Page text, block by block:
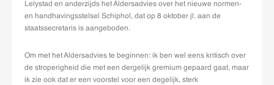
Lelystad en anderzijds het Aldersadvies over het nieuwe normen-
en handhavingsstelsel Schiphol, dat op 8 oktober jl. aan de
staatssecretaris is aangeboden.
Om met het Aldersadvies te beginnen: ik ben wel eens kritisch over
de stroperigheid die met een dergelijk gremium gepaard gaat, maar
ik zie ook dat er een voorstel voor een degelijk, sterk